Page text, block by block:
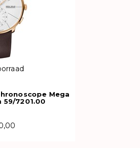
Mega
59/7201.00